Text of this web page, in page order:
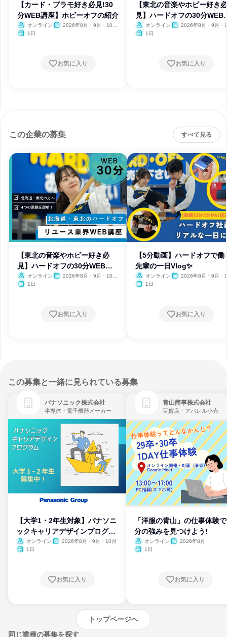
【カード・プラモ好き必見!30
分WEB講座】ホビーオフの紹介
オンライン
2026年8月・9月・10
1日
お気に入り
【東北の音楽やホビー好き必
見】ハードオフの30分WEB
座
オンライン
2026年8月・9月・
1日
お気に入り
この企業の募集 すべて見る
【東北の音楽やホビー好き必
見】ハードオフの30分WEB講
座
オンライン
2026年8月・9月・10
1日
お気に入り
【5分動画】ハードオフで働
先輩の一日Vlog✨
オンライン
2026年8月・9月・
1日
お気に入り
この募集と一緒に見られている募集
パナソニック株式会社
半導体・電子機器メーカー
【大学1・2年生対象】パナソニ
ックキャリアデザインプログラ
ム
オンライン
2026年8月・9月・10月
1日
お気に入り
青山商事株式会社
百貨店・アパレル小売
「洋服の青山」の仕事体験
分の強みを見つけよう!
オンライン
2026年8月
1日
お気に入り
トップページへ
同じ業種の募集を探す